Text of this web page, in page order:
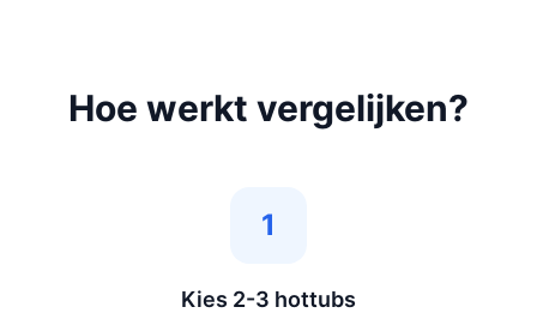
Hoe werkt vergelijken?
1
Kies 2-3 hottubs